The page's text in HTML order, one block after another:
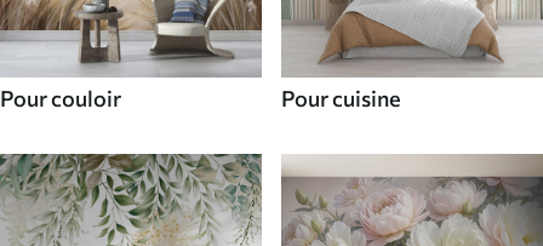
Pour couloir Pour cuisine